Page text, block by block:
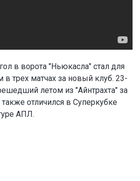
в ворота "Ньюкасла" стал для
в трех матчах за новый клуб. 23-
летом из "Айнтрахта" за
отличился в Суперкубке
АПЛ.